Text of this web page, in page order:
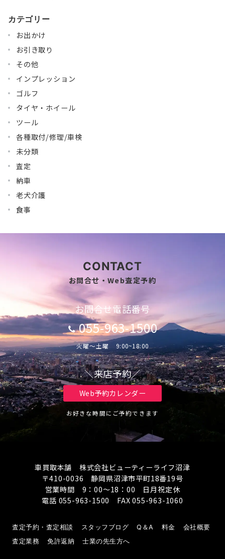
カテゴリー
お出かけ
お引き取り
その他
インプレッション
ゴルフ
タイヤ・ホイール
ツール
各種取付/修理/車検
未分類
査定
納車
老犬介護
食事
CONTACT
お問合せ・Web査定予約
お問合せ電話番号
055-963-1500
火曜～土曜 9:00~18:00
＼来店予約／
Web予約カレンダー
お好きな時間にご予約できます
車買取本舗 株式会社ビューティーライフ沼津
〒410-0036 静岡県沼津市平町18番19号
営業時間 9：00～18：00 日月祝定休
電話 055-963-1500 FAX 055-963-1060
査定予約・査定相談 スタッフブログ Q＆A 料金
会社概要
査定業務
免許返納 士業の先生方へ